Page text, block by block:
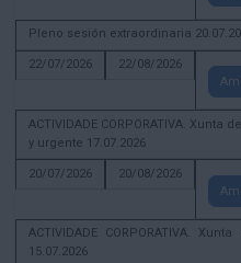
Pleno sesión extraordinaria
22/07/2026
22/08/2026
ACTIVIDADE CORPORATIVA.
y urgente 17.07.2026
20/07/2026
20/08/2026
ACTIVIDADE CORPORATIVA.
15.07.2026